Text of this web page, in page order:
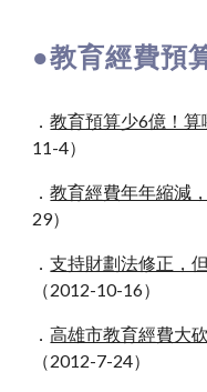
●教育經費預
．教育預算少6億！算
11-4）
．教育經費年年縮減
29）
．支持財劃法修正，
（2012-10-16）
．高雄市教育經費大
（2012-7-24）